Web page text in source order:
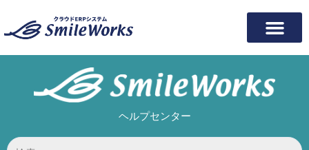
ス
ヘルプセンター
検